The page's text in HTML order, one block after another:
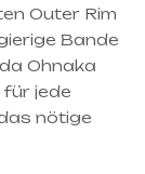
Outer Rim
Bande
Ohnaka
für jede
nötige